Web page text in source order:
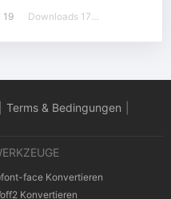
19 Downloads 17362
Terms & Bedingungen
face Konvertieren
Konvertieren